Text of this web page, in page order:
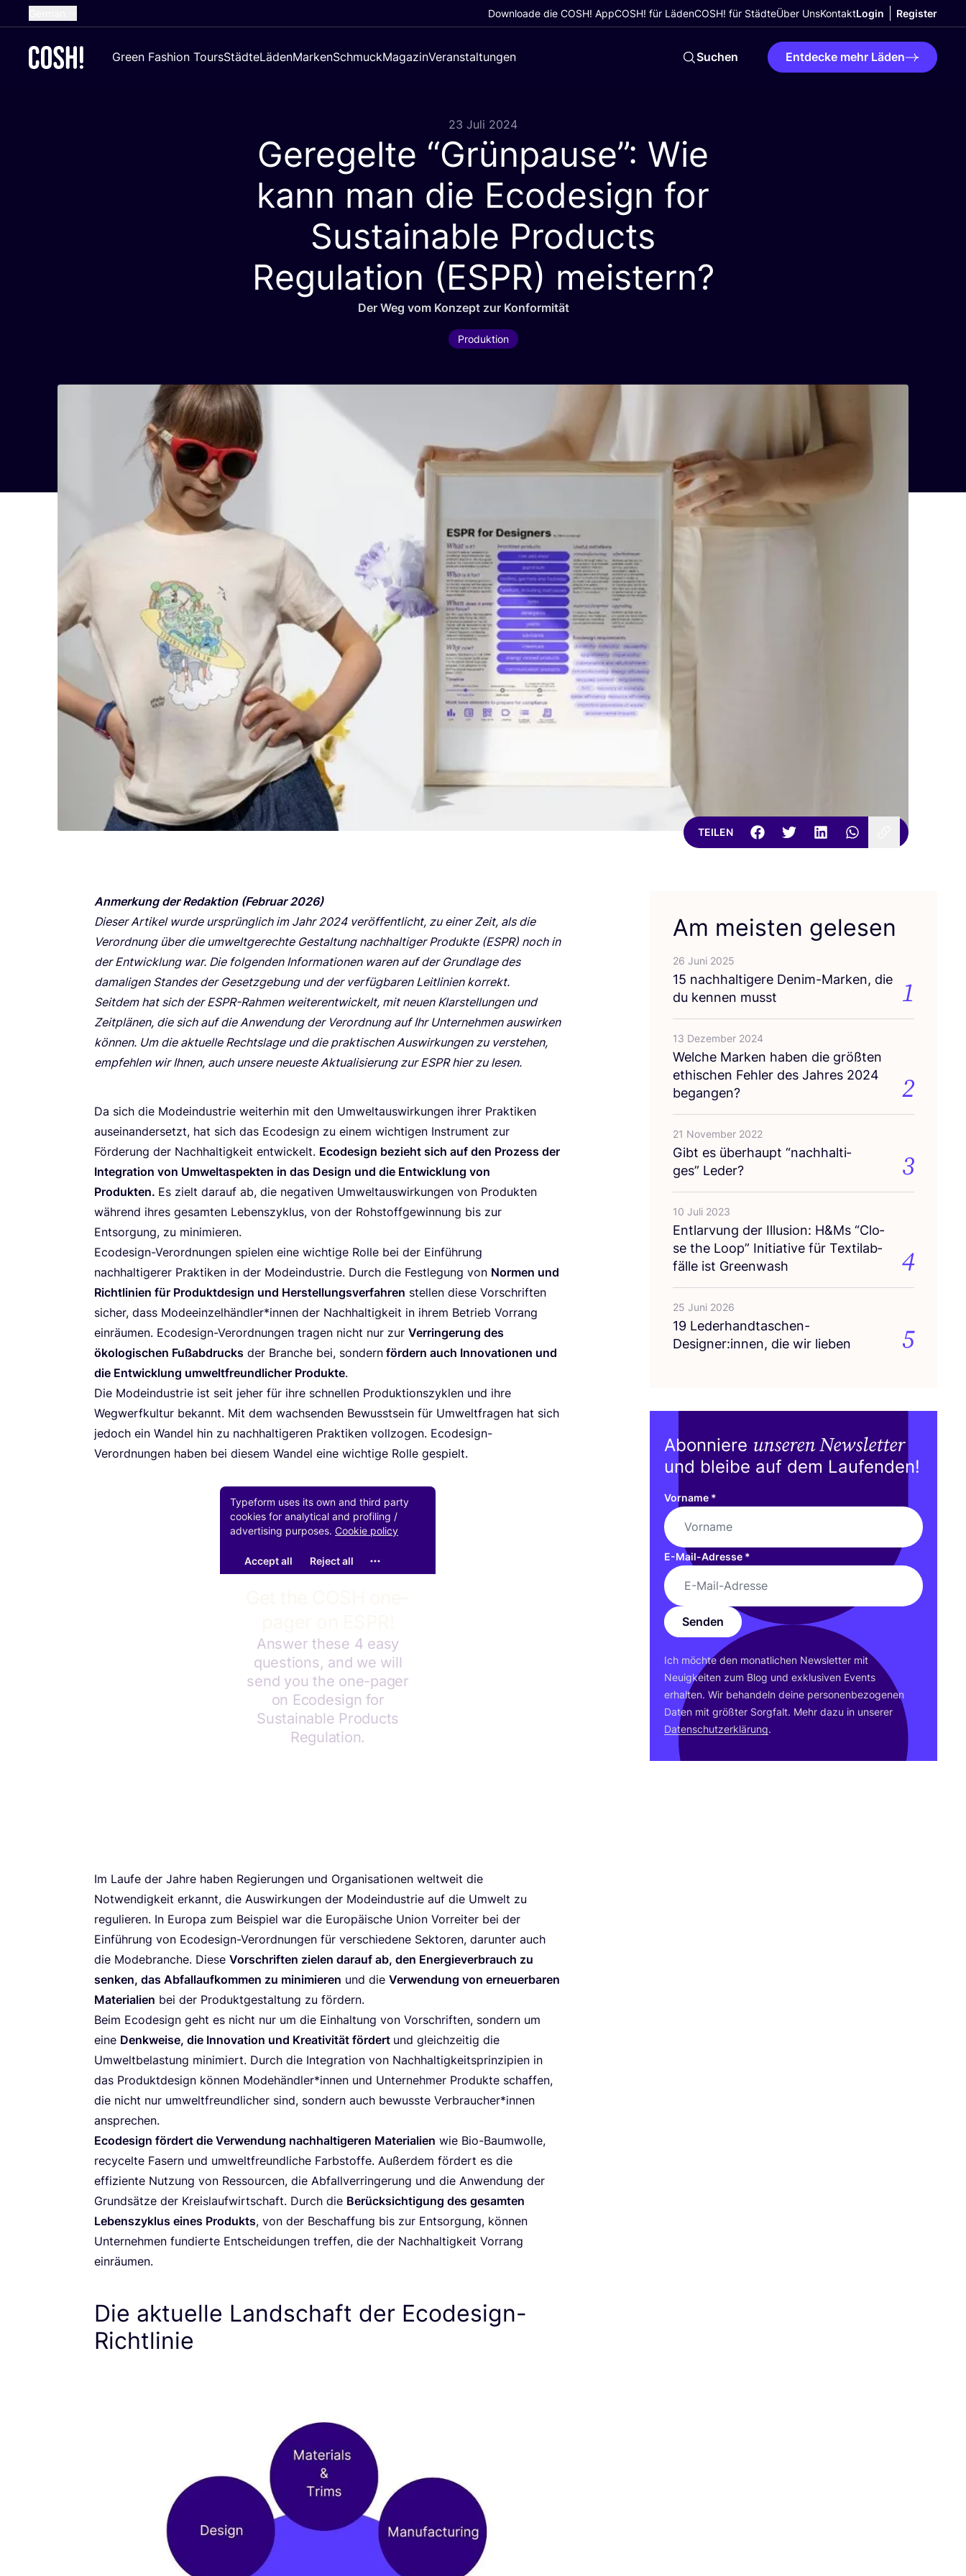
Dutch
Downloade die COSH! AppCOSH! für LädenCOSH! für StädteÜber UnsKontaktLogin Register
Green Fashion ToursStädteLädenMarkenSchmuckMagazinVeranstaltungen Suchen Entdecke mehr Läden
23 Juli 2024
Geregelte “Grünpause”: Wie
kann man die Ecodesign for
Sustainable Products
Regulation (ESPR) meistern?
Der Weg vom Kon­zept zur Konformität
Produktion
TEILEN
Anmer­kung der Redak­ti­on (Febru­ar2026)
Die­ser Arti­kel wur­de ursprüng­lich im Jahr2024ver­öf­fent­licht, zu einer Zeit, als die
Ver­ord­nung über die umwelt­ge­rech­te Gestal­tung nach­hal­ti­ger Pro­duk­te (ESPR) noch in
der Ent­wick­lung war. Die fol­gen­den Infor­ma­tio­nen waren auf der Grund­la­ge des
dama­li­gen Stan­des der Gesetz­ge­bung und der ver­füg­ba­ren Leit­li­ni­en korrekt.
Seit­dem hat sich der ESPR-Rah­men wei­ter­ent­wi­ckelt, mit neu­en Klar­stel­lun­gen und
Zeit­plä­nen, die sich auf die Anwen­dung der Ver­ord­nung auf Ihr Unter­neh­men aus­wir­ken
kön­nen. Um die aktu­el­le Rechts­la­ge und die prak­ti­schen Aus­wir­kun­gen zu ver­ste­hen,
emp­feh­len wir Ihnen, auch unse­re neu­es­te Aktua­li­sie­rung zurESPRhier zu lesen.
Da sich die Mode­indus­trie wei­ter­hin mit den Umwelt­aus­wir­kun­gen ihrer Prak­ti­ken
aus­ein­an­der­setzt, hat sich das Ecode­sign zu einem wich­ti­gen Instru­ment zur
För­de­rung der Nach­hal­tig­keit ent­wi­ckelt. Ecode­sign bezieht sich auf den Pro­zess der
Inte­gra­ti­on von Umwelt­aspek­ten in das Design und die Ent­wick­lung von
Pro­duk­ten. Es zielt dar­auf ab, die nega­ti­ven Umwelt­aus­wir­kun­gen von Pro­duk­ten
wäh­rend ihres gesam­ten Lebens­zy­klus, von der Roh­stoff­ge­win­nung bis zur
Ent­sor­gung, zu minimieren.
Ecode­sign-Ver­ord­nun­gen spie­len eine wich­ti­ge Rol­le bei der Ein­füh­rung
nach­hal­ti­ge­rer Prak­ti­ken in der Mode­indus­trie. Durch die Fest­le­gung von Nor­men und
Richt­li­ni­en für Pro­dukt­de­sign und Her­stel­lungs­ver­fah­ren stel­len die­se Vor­schrif­ten
sicher, dass Modeeinzelhändler*innen der Nach­hal­tig­keit in ihrem Betrieb Vor­rang
ein­räu­men. Ecode­sign-Ver­ord­nun­gen tra­gen nicht nur zur Ver­rin­ge­rung des
öko­lo­gi­schen Fuß­ab­drucks der Bran­che bei, son­dern för­dern auch Inno­va­tio­nen und
die Ent­wick­lung umwelt­freund­li­cher Pro­duk­te.
Die Mode­indus­trie ist seit jeher für ihre schnel­len Pro­duk­ti­ons­zy­klen und ihre
Weg­werf­kul­tur bekannt. Mit dem wach­sen­den Bewusst­sein für Umwelt­fra­gen hat sich
jedoch ein Wan­del hin zu nach­hal­ti­ge­ren Prak­ti­ken voll­zo­gen. Ecode­sign-
Ver­ord­nun­gen haben bei die­sem Wan­del eine wich­ti­ge Rol­le gespielt.
Im Lau­fe der Jah­re haben Regie­run­gen und Orga­ni­sa­tio­nen welt­weit die
Not­wen­dig­keit erkannt, die Aus­wir­kun­gen der Mode­indus­trie auf die Umwelt zu
regu­lie­ren. In Euro­pa zum Bei­spiel war die Euro­päi­sche Uni­on Vor­rei­ter bei der
Ein­füh­rung von Ecode­sign-Ver­ord­nun­gen für ver­schie­de­ne Sek­to­ren, dar­un­ter auch
die Mode­bran­che. Die­se Vor­schrif­ten zie­len dar­auf ab, den Ener­gie­ver­brauch zu
sen­ken, das Abfall­auf­kom­men zu mini­mie­ren und die Ver­wen­dung von erneu­er­ba­ren
Mate­ria­li­en bei der Pro­dukt­ge­stal­tung zu fördern.
Beim Ecode­sign geht es nicht nur um die Ein­hal­tung von Vor­schrif­ten, son­dern um
eine Denk­wei­se, die Inno­va­ti­on und Krea­ti­vi­tät för­dert und gleich­zei­tig die
Umwelt­be­las­tung mini­miert. Durch die Inte­gra­ti­on von Nach­hal­tig­keits­prin­zi­pi­en in
das Pro­dukt­de­sign kön­nen Modehändler*innen und Unter­neh­mer Pro­duk­te schaf­fen,
die nicht nur umwelt­freund­li­cher sind, son­dern auch bewuss­te Verbraucher*innen
ansprechen.
Ecode­sign för­dert die Ver­wen­dung nach­hal­ti­ge­ren Mate­ria­li­en wie Bio-Baum­wol­le,
recy­cel­te Fasern und umwelt­freund­li­che Farb­stof­fe. Außer­dem för­dert es die
effi­zi­en­te Nut­zung von Res­sour­cen, die Abfall­ver­rin­ge­rung und die Anwen­dung der
Grund­sät­ze der Kreis­lauf­wirt­schaft. Durch die Berück­sich­ti­gung des gesam­ten
Lebens­zy­klus eines Pro­dukts, von der Beschaf­fung bis zur Ent­sor­gung, kön­nen
Unter­neh­men fun­dier­te Ent­schei­dun­gen tref­fen, die der Nach­hal­tig­keit Vor­rang
einräumen.
Die aktuelle Landschaft der Ecodesign-
Richtlinie
Am meisten gelesen
26 Juni 2025
15 nach­hal­ti­ge­re Den­im-Mar­ken, die
du ken­nen musst
1
13 Dezember 2024
Wel­che Mar­ken haben die größ­ten
ethi­schen Feh­ler des Jah­res 2024
begangen?
2
21 November 2022
Gibt es über­haupt “nach­hal­ti­
ges” Leder?
3
10 Juli 2023
Ent­lar­vung der Illu­si­on: H&Ms “Clo­
se the Loop” Initia­ti­ve für Tex­til­ab­
fäl­le ist Greenwash
4
25 Juni 2026
19 Lederhandtaschen-
Designer:innen, die wir lieben
5
Abonniere unseren Newsletter
und bleibe auf dem Laufenden!
Vorname *
E-Mail-Adresse *
Senden
Ich möch­te den monat­li­chen News­let­ter mit
Neu­ig­kei­ten zum Blog und exklu­si­ven Events
erhal­ten. Wir behan­deln dei­ne per­so­nen­be­zo­ge­nen
Daten mit größ­ter Sorg­falt. Mehr dazu in unse­rer
Daten­schutz­er­klä­rung.